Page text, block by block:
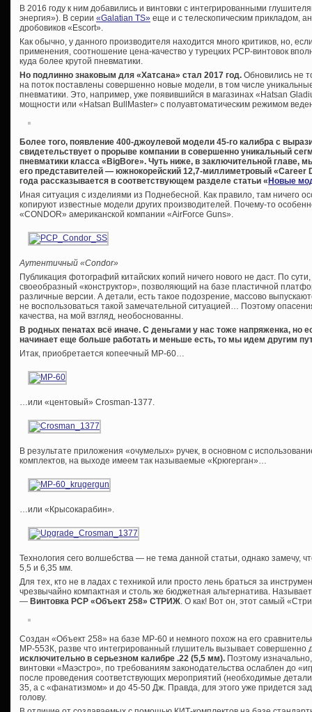
В 2016 году к ним добавились и винтовки с интегрированными
энергия»). В серии «Galatian TS» еще и с телескопическим прикладом,
дробовиков «Escort».
Как обычно, у данного производителя находится много критиков, но,
применения, соотношение цена-качество у турецких PCP-винтовок
куда более крутой пневматики.
Но подлинно знаковым для «Хатсана» стал 2017 год. Обновились не
на поток поставлены совершенно новые модели, в том числе
пневматики. Это, например, уже появившийся в магазинах «Hatsan
мощности или «Hatsan BullMaster» с полуавтоматическим режимом
Более того, появление 400-джоулевой модели 45-го калибра с
свидетельствует о прорыве компании в совершенно уникальный
пневматики класса «BigBore». Чуть ниже, в заключительной главе,
его представителей — южнокорейский 12,7-миллиметровый «Career
года рассказывается в соответствующем разделе статьи «Новые
Иная ситуация с изделиями из Поднебесной. Как правило, там ничего
копируют известные модели других производителей. Почему-то
«CONDOR» американской компании «AirForce Guns».
Аутентичный «Condor»
Публикация фотографий китайских копий ничего нового не даст. По
своеобразный «конструктор», позволяющий на базе пластичной
различные версии. А детали, есть такое подозрение, массово
не воспользоваться такой замечательной ситуацией… Поэтому
качества, на мой взгляд, необоснованны.
В родных пенатах всё иначе. С деньгами у нас тоже напряженка, но
начинает еще больше работать и меньше есть, то мы идем другим
Итак, приобретается копеечный МР-60…
…или «центовый» Crosman-1377.
В результате приложения «очумелых» ручек, в основном с
комплектов, на выходе имеем так называемые «Крюгерган»…
…или «Крысокарабин».
Технология сего волшебства — не тема данной статьи, однако замечу,
5,5 и 6,35 мм.
Для тех, кто не в ладах с техникой или просто лень браться за
чрезвычайно компактная и столь же бюджетная альтернатива.
— Винтовка РСР «Объект 258» СТРИЖ . О как! Вот он, этот самый
Создан «Объект 258» на базе МР-60 и немного похож на его
МР-553К, разве что интегрированный глушитель вызывает совершенно
исключительно в серьезном калибре .22 (5,5 мм). Поэтому
винтовки «Маэстро», по требованиям законодательства ослаблен до
после проведения соответствующих мероприятий (необходимые детали
35, а с «фанатизмом» и до 45-50 Дж. Правда, для этого уже придется
голову.